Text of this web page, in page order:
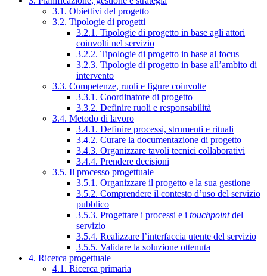
3.1. Obiettivi del progetto
3.2. Tipologie di progetti
3.2.1. Tipologie di progetto in base agli attori
coinvolti nel servizio
3.2.2. Tipologie di progetto in base al focus
3.2.3. Tipologie di progetto in base all’ambito di
intervento
3.3. Competenze, ruoli e figure coinvolte
3.3.1. Coordinatore di progetto
3.3.2. Definire ruoli e responsabilità
3.4. Metodo di lavoro
3.4.1. Definire processi, strumenti e rituali
3.4.2. Curare la documentazione di progetto
3.4.3. Organizzare tavoli tecnici collaborativi
3.4.4. Prendere decisioni
3.5. Il processo progettuale
3.5.1. Organizzare il progetto e la sua gestione
3.5.2. Comprendere il contesto d’uso del servizio
pubblico
3.5.3. Progettare i processi e i touchpointdel
servizio
3.5.4. Realizzare l’interfaccia utente del servizio
3.5.5. Validare la soluzione ottenuta
4. Ricerca progettuale
4.1. Ricerca primaria